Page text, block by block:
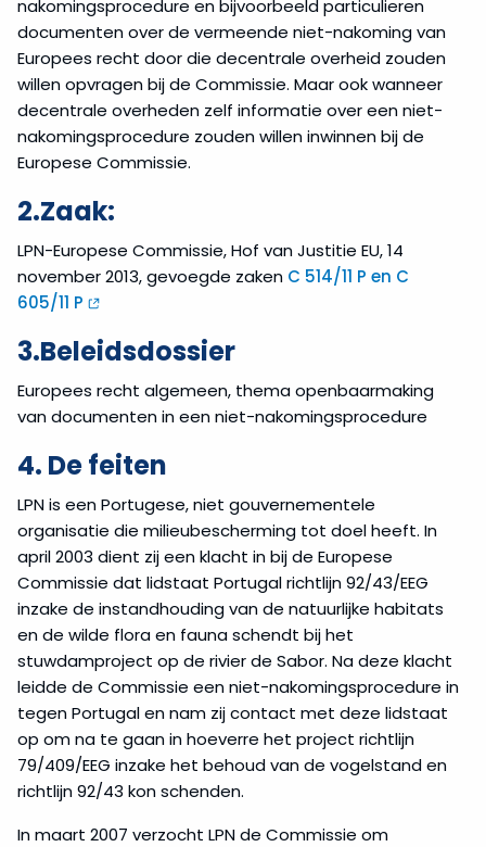
nakomingsprocedure en bijvoorbeeld particulieren
documenten over de vermeende niet-nakoming van
Europees recht door die decentrale overheid zouden
willen opvragen bij de Commissie. Maar ook wanneer
decentrale overheden zelf informatie over een niet-
nakomingsprocedure zouden willen inwinnen bij de
Europese Commissie.
2.Zaak:
LPN-Europese Commissie, Hof van Justitie EU, 14
november 2013, gevoegde zaken C 514/11 P en C
605/11 P
3.Beleidsdossier
Europees recht algemeen, thema openbaarmaking
van documenten in een niet-nakomingsprocedure
4. De feiten
LPN is een Portugese, niet gouvernementele
organisatie die milieubescherming tot doel heeft. In
april 2003 dient zij een klacht in bij de Europese
Commissie dat lidstaat Portugal richtlijn 92/43/EEG
inzake de instandhouding van de natuurlijke habitats
en de wilde flora en fauna schendt bij het
stuwdamproject op de rivier de Sabor. Na deze klacht
leidde de Commissie een niet-nakomingsprocedure in
tegen Portugal en nam zij contact met deze lidstaat
op om na te gaan in hoeverre het project richtlijn
79/409/EEG inzake het behoud van de vogelstand en
richtlijn 92/43 kon schenden.
In maart 2007 verzocht LPN de Commissie om